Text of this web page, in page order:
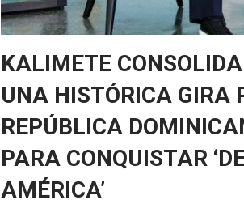
KALIMETE
UNA HISTÓRICA GIRA
REPÚBLICA
PARA CONQUISTAR
AMÉRICA’